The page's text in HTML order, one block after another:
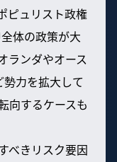
ピュリスト政権
体の政策が大
ランダやオース
勢力を拡大して
向するケースも
べきリスク要因